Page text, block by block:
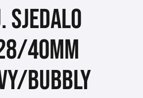
SJEDALO
40MM
BUBBLY